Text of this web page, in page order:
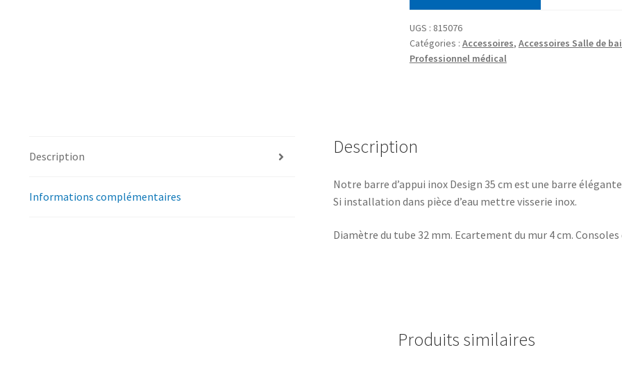
UGS : 815076
Catégories : Accessoires, Accessoires Salle de
Professionnel médical
Description
Informations complémentaires
Description
Notre barre d’appui inox Design 35 cm est une barre
Si installation dans pièce d’eau mettre visserie inox.
Diamètre du tube 32 mm. Ecartement du mur 4 cm. Consoles
Produits similaires